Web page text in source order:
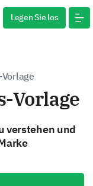
Legen Sie los
Vorlage
verstehen und